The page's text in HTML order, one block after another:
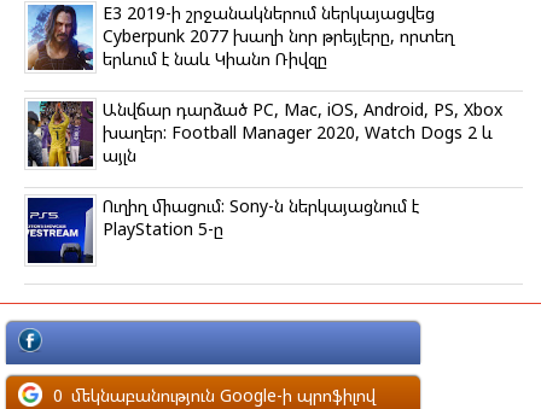
E3 2019-ի շրջանակներում ներկայացվեց
Cyberpunk 2077 խաղի նոր թրեյլերը, որտեղ
երևում է նաև Կիանո Ռիվզը
Անվճար դարձած PC, Mac, iOS, Android, PS, Xbox
խաղեր: Football Manager 2020, Watch Dogs 2 և
այլն
Ուղիղ միացում: Sony-ն ներկայացնում է
PlayStation 5-ը
մեկնաբանություն Facebook-ի պրոֆիլով
0 մեկնաբանություն Google-ի պրոֆիլով